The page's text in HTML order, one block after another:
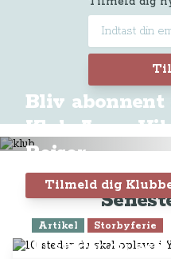
Bliv abonnent
Klub Anne-
Rejser
Tilmeld dig
Artikel Storbyferie
10 steder du